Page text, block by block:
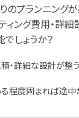
のプランニング
ィング費用・詳
しょうか？
・詳細な設計が整
程度固まれば途中